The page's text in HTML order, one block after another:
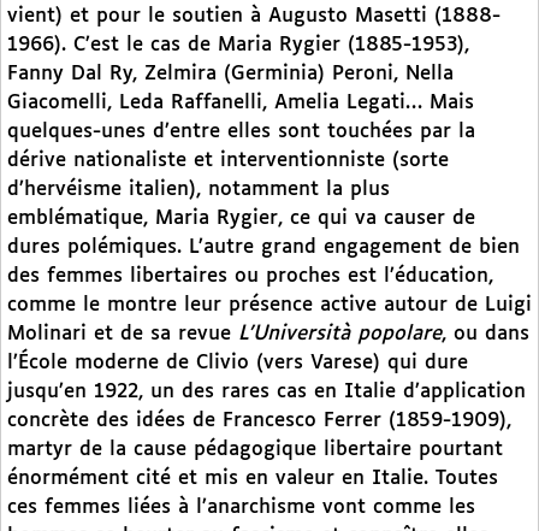
vient) et pour le soutien à Augusto Masetti (1888-
1966). C’est le cas de Maria Rygier (1885-1953),
Fanny Dal Ry, Zelmira (Germinia) Peroni, Nella
Giacomelli, Leda Raffanelli, Amelia Legati… Mais
quelques-unes d’entre elles sont touchées par la
dérive nationaliste et interventionniste (sorte
d’hervéisme italien), notamment la plus
emblématique, Maria Rygier, ce qui va causer de
dures polémiques. L’autre grand engagement de bien
des femmes libertaires ou proches est l’éducation,
comme le montre leur présence active autour de Luigi
Molinari et de sa revue L’Università popolare, ou dans
l’École moderne de Clivio (vers Varese) qui dure
jusqu’en 1922, un des rares cas en Italie d’application
concrète des idées de Francesco Ferrer (1859-1909),
martyr de la cause pédagogique libertaire pourtant
énormément cité et mis en valeur en Italie. Toutes
ces femmes liées à l’anarchisme vont comme les